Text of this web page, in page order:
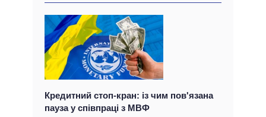
Кредитний стоп-кран: із чим пов'язана
пауза у співпраці з МВФ